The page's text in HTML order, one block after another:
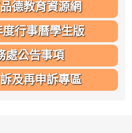
德教育資源網
度行事曆學生版
處公告事項
及再申訴專區